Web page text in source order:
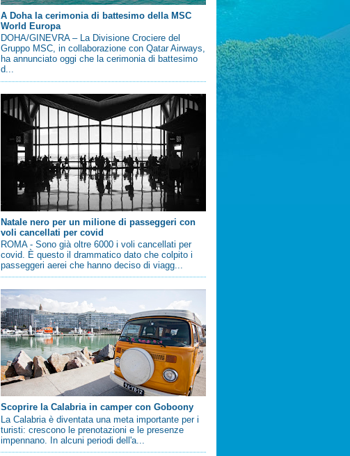
A Doha la cerimonia di battesimo della MSC
World Europa
DOHA/GINEVRA – La Divisione Crociere del
Gruppo MSC, in collaborazione con Qatar Airways,
ha annunciato oggi che la cerimonia di battesimo
d...
Natale nero per un milione di passeggeri con
voli cancellati per covid
ROMA - Sono già oltre 6000 i voli cancellati per
covid. È questo il drammatico dato che colpito i
passeggeri aerei che hanno deciso di viagg...
Scoprire la Calabria in camper con Goboony
La Calabria è diventata una meta importante per i
turisti: crescono le prenotazioni e le presenze
impennano. In alcuni periodi dell'a...